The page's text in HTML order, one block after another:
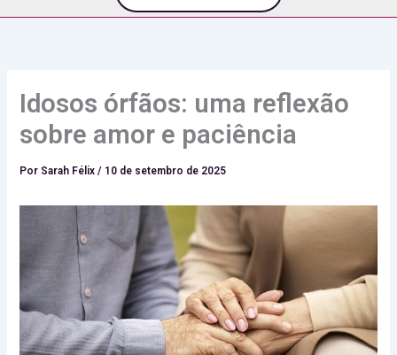
Idosos órfãos: uma reflexão
sobre amor e paciência
Por Sarah Félix/ 10 de setembro de 2025